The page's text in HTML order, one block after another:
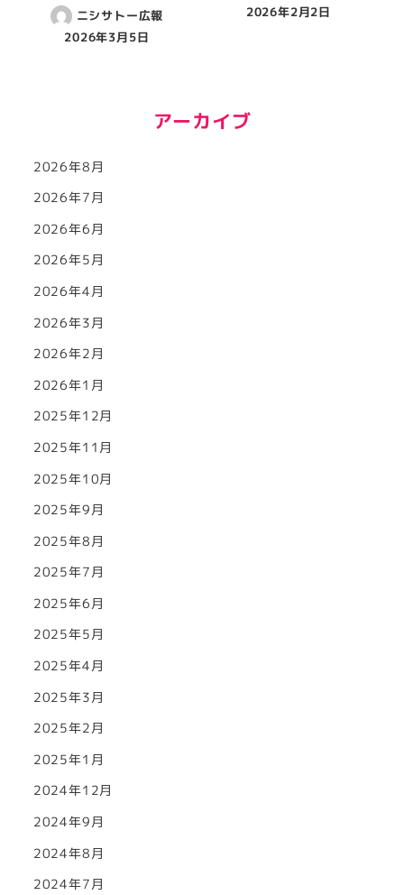
ニシサトー広報
2026年3月5日
2026年2月2日
アーカイブ
2026年8月
2026年7月
2026年6月
2026年5月
2026年4月
2026年3月
2026年2月
2026年1月
2025年12月
2025年11月
2025年10月
2025年9月
2025年8月
2025年7月
2025年6月
2025年5月
2025年4月
2025年3月
2025年2月
2025年1月
2024年12月
2024年9月
2024年8月
2024年7月